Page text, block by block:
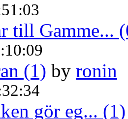
till Gamme...
(1) by ronin
gör eg... (1)